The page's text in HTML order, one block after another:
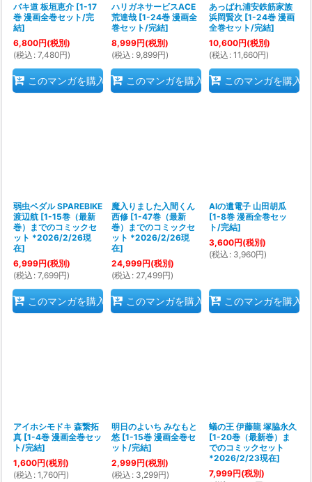
バキ道 板垣恵介 [1-17
巻 漫画全巻セット/完
結]
6,800円(税別)
(税込 : 7,480円)
このマンガを購入
ハリガネサービスACE
荒達哉 [1-24巻 漫画全
巻セット/完結]
8,999円(税別)
(税込 : 9,899円)
このマンガを購入
あっぱれ浦安鉄筋家族
浜岡賢次 [1-24巻 漫画
全巻セット/完結]
10,600円(税別)
(税込 : 11,660円)
このマンガを購入
弱虫ペダル SPAREBIKE
渡辺航 [1-15巻（最新
巻）までのコミックセ
ット *2026/2/26現
在]
6,999円(税別)
(税込 : 7,699円)
このマンガを購入
魔入りました入間くん
西修 [1-47巻（最新
巻）までのコミックセ
ット *2026/2/26現
在]
24,999円(税別)
(税込 : 27,499円)
このマンガを購入
AIの遺電子 山田胡瓜
[1-8巻 漫画全巻セッ
ト/完結]
3,600円(税別)
(税込 : 3,960円)
このマンガを購入
アイホシモドキ 森繋拓
真 [1-4巻 漫画全巻セッ
ト/完結]
1,600円(税別)
(税込 : 1,760円)
明日のよいち みなもと
悠 [1-15巻 漫画全巻セ
ット/完結]
2,999円(税別)
(税込 : 3,299円)
蟻の王 伊藤龍 塚脇永久
[1-20巻（最新巻）ま
でのコミックセット
*2026/2/23現在]
7,999円(税別)